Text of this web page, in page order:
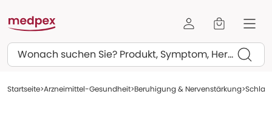
Suchen
Startseite Arzneimittel-Gesundheit Beruhigung & Nervenstärkung Schlaf